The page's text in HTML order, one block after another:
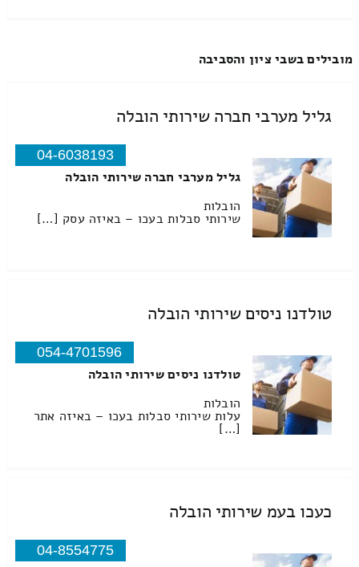
מובילים בשבי ציון והסביבה
גליל מערבי חברה שירותי הובלה
04-6038193
גליל מערבי חברה שירותי הובלה
הובלות
שירותי סבלות בעכו – באיזה עסק […]
טולדנו ניסים שירותי הובלה
054-4701596
טולדנו ניסים שירותי הובלה
הובלות
עלות שירותי סבלות בעכו – באיזה אתר
[…]
כעכו בעמ שירותי הובלה
04-8554775